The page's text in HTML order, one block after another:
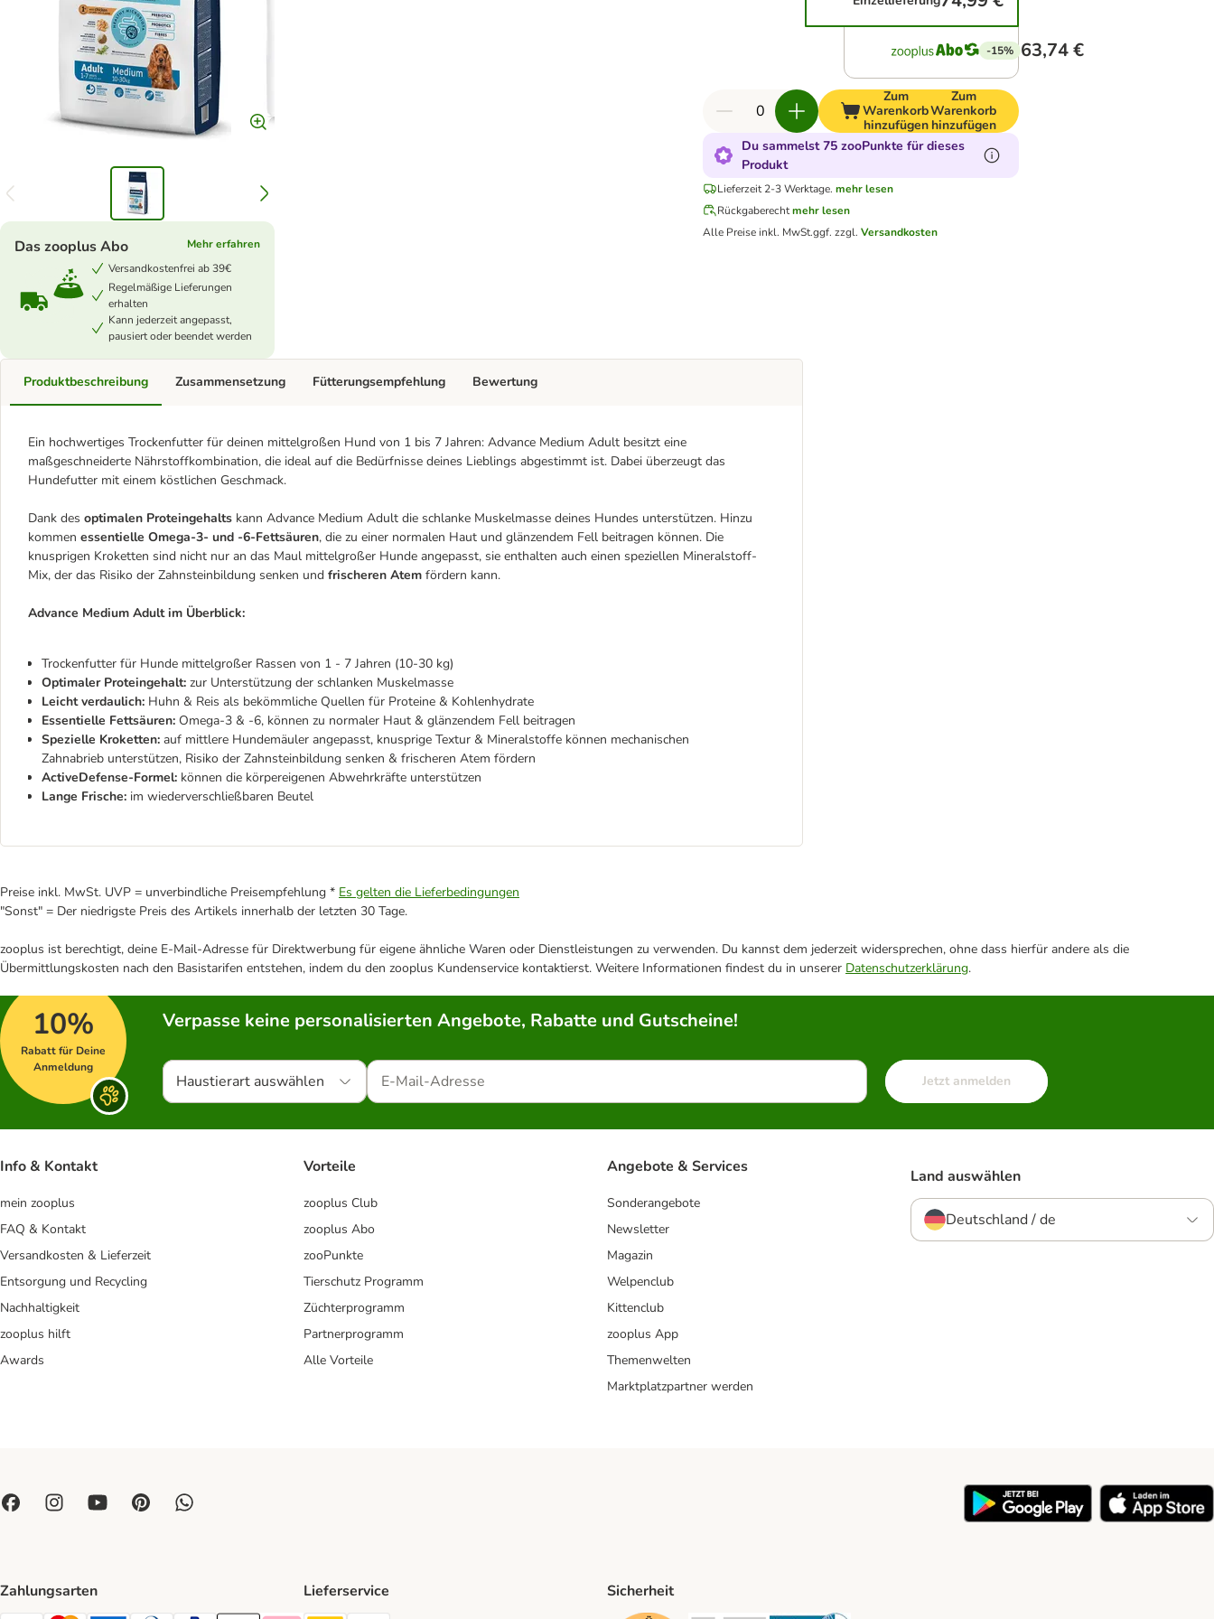
Das zooplus Abo
Mehr erfahren
Versandkostenfrei ab 39€
Regelmäßige Lieferungen
erhalten
Kann jederzeit angepasst,
pausiert oder beendet werden
-15% 63,74 €
Zum
Warenkorb
hinzufügen
Zum
Warenkorb
hinzufügen
Du sammelst 75 zooPunkte für dieses
Produkt
Lieferzeit 2-3 Werktage. mehr lesen
Rückgaberechtmehr lesen
Alle Preise inkl. MwSt.ggf. zzgl. Versandkosten
Produktbeschreibung
Ein hochwertiges Trockenfutter für deinen mittelgroßen Hund von 1 bis 7 Jahren: Advance Medium Adult besitzt eine
maßgeschneiderte Nährstoffkombination, die ideal auf die Bedürfnisse deines Lieblings abgestimmt ist. Dabei überzeugt das
Hundefutter mit einem köstlichen Geschmack.
Dank des optimalen Proteingehalts kann Advance Medium Adult die schlanke Muskelmasse deines Hundes unterstützen. Hinzu
kommen essentielle Omega-3- und -6-Fettsäuren, die zu einer normalen Haut und glänzendem Fell beitragen können. Die
knusprigen Kroketten sind nicht nur an das Maul mittelgroßer Hunde angepasst, sie enthalten auch einen speziellen Mineralstoff-
Mix, der das Risiko der Zahnsteinbildung senken und frischeren Atem fördern kann.
Advance Medium Adult im Überblick:
Trockenfutter für Hunde mittelgroßer Rassen von 1 - 7 Jahren (10-30 kg)
Optimaler Proteingehalt: zur Unterstützung der schlanken Muskelmasse
Leicht verdaulich: Huhn & Reis als bekömmliche Quellen für Proteine & Kohlenhydrate
Essentielle Fettsäuren: Omega-3 & -6, können zu normaler Haut & glänzendem Fell beitragen
Spezielle Kroketten: auf mittlere Hundemäuler angepasst, knusprige Textur & Mineralstoffe können mechanischen
Zahnabrieb unterstützen, Risiko der Zahnsteinbildung senken & frischeren Atem fördern
ActiveDefense-Formel: können die körpereigenen Abwehrkräfte unterstützen
Lange Frische: im wiederverschließbaren Beutel
Zusammensetzung Fütterungsempfehlung Bewertung
Preise inkl. MwSt. UVP = unverbindliche Preisempfehlung * Es gelten die Lieferbedingungen
"Sonst" = Der niedrigste Preis des Artikels innerhalb der letzten 30 Tage.
zooplus ist berechtigt, deine E-Mail-Adresse für Direktwerbung für eigene ähnliche Waren oder Dienstleistungen zu verwenden. Du kannst dem jederzeit widersprechen, ohne dass hierfür andere als die
Übermittlungskosten nach den Basistarifen entstehen, indem du den zooplus Kundenservice kontaktierst. Weitere Informationen findest du in unserer Datenschutzerklärung.
10%
Rabatt für Deine
Anmeldung
Verpasse keine personalisierten Angebote, Rabatte und Gutscheine!
Haustierart auswählen Jetzt anmelden
Info & Kontakt
mein zooplus
FAQ & Kontakt
Versandkosten & Lieferzeit
Entsorgung und Recycling
Nachhaltigkeit
zooplus hilft
Awards
Vorteile
zooplus Club
zooplus Abo
zooPunkte
Tierschutz Programm
Züchterprogramm
Partnerprogramm
Alle Vorteile
Angebote & Services
Sonderangebote
Newsletter
Magazin
Welpenclub
Kittenclub
zooplus App
Themenwelten
Marktplatzpartner werden
Land auswählen
Deutschland / de
Zahlungsarten Lieferservice Sicherheit